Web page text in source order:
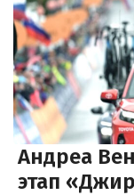
Андреа
этап